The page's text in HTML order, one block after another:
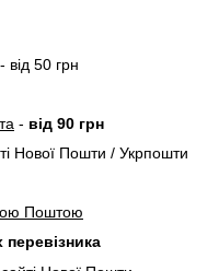
- від 50 грн
- від 90 грн
Нової Пошти / Укрпошти
Поштою